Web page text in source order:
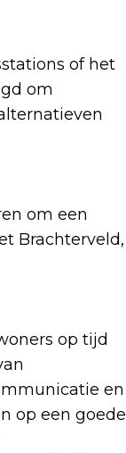
of het
om
om een
Brachterveld,
op tijd
en
op een goede